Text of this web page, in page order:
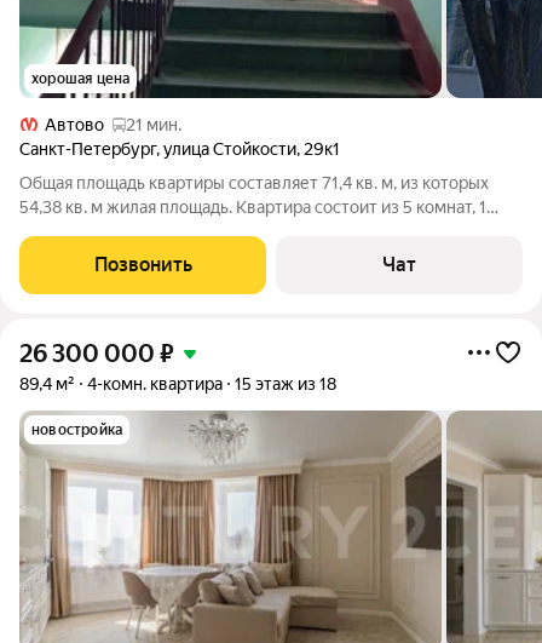
хорошая цена
Автово
21 мин.
Санкт-Петербург,улица Стойкости, 29к1
Общая площадь квартиры составляет 71,4 кв. м, из которых
54,38 кв. м жилая площадь. Квартира состоит из 5 комнат, 1
обеспечивает удобный доступ и комфортное проживание.
Хороший вид из окон на кроны
Позвонить Чат
26 300 000 ₽
89,4 м² 4-комн. квартира 15 этаж из 18
новостройка